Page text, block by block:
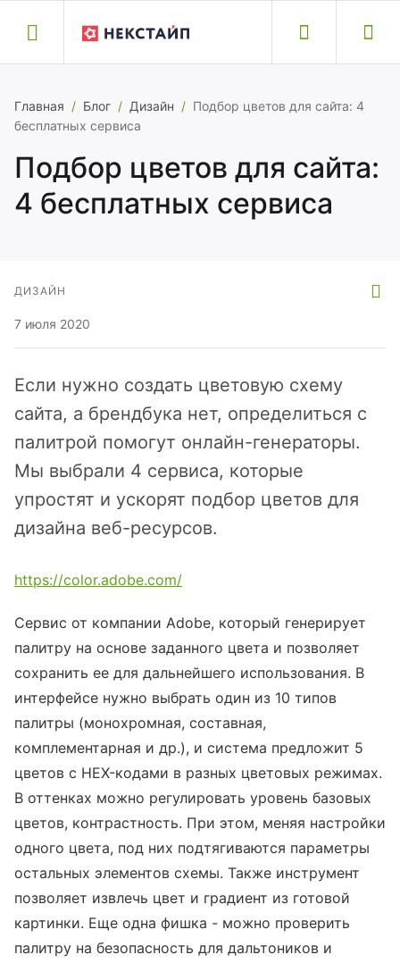
приложения
Альфа – интернет-магазин
Магнит – интернет-магазин
Корпорация – корпоративный
с корзиной и
МиниМаркет - лендинг с
и онлайн-оплатой
товаров и услуг
сайта
обращение
Главная / Блог / Дизайн / Подбор цветов для сайта: 4
бесплатных сервиса
Подбор цветов для сайта:
4 бесплатных сервиса
7 июля 2020
ДИЗАЙН
Если нужно создать цветовую схему
сайта, а брендбука нет, определиться с
палитрой помогут онлайн-генераторы.
Мы выбрали 4 сервиса, которые
упростят и ускорят подбор цветов для
дизайна веб-ресурсов.
https://color.adobe.com/
Сервис от компании Adobe, который генерирует
палитру на основе заданного цвета и позволяет
сохранить ее для дальнейшего использования. В
интерфейсе нужно выбрать один из 10 типов
палитры (монохромная, составная,
комплементарная и др.), и система предложит 5
цветов с HEX-кодами в разных цветовых режимах.
В оттенках можно регулировать уровень базовых
цветов, контрастность. При этом, меняя настройки
одного цвета, под них подтягиваются параметры
остальных элементов схемы. Также инструмент
позволяет извлечь цвет и градиент из готовой
картинки. Еще одна фишка - можно проверить
палитру на безопасность для дальтоников и